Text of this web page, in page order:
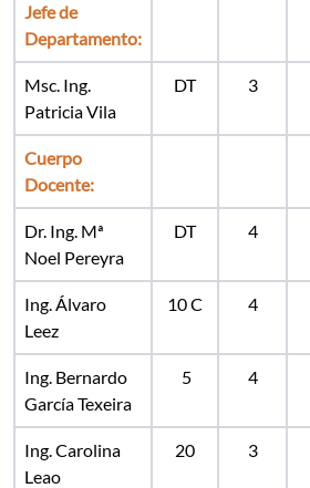
Jefe de
Departamento:
Msc. Ing.
Patricia Vila
DT 3
Cuerpo
Docente:
Dr. Ing. Mª
Noel Pereyra
DT 4
Ing. Álvaro
Leez
10 C 4
Ing. Bernardo
García Texeira
5 4
Ing. Carolina
Leao
20 3